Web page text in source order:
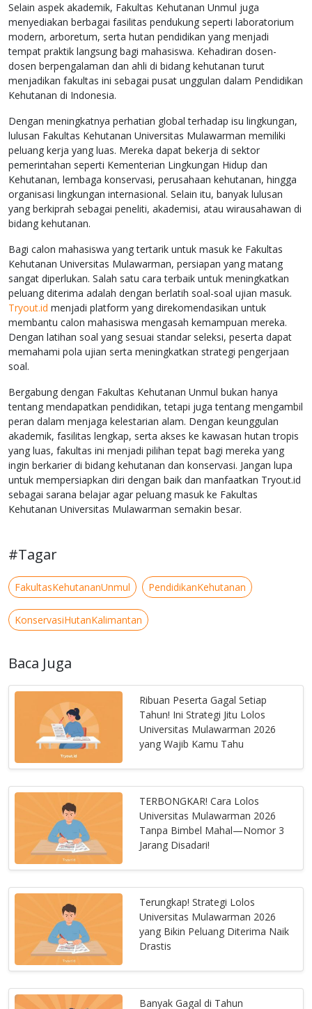
Selain aspek akademik, Fakultas Kehutanan Unmul juga
menyediakan berbagai fasilitas pendukung seperti laboratorium
modern, arboretum, serta hutan pendidikan yang menjadi
tempat praktik langsung bagi mahasiswa. Kehadiran dosen-
dosen berpengalaman dan ahli di bidang kehutanan turut
menjadikan fakultas ini sebagai pusat unggulan dalam Pendidikan
Kehutanan di Indonesia.
Dengan meningkatnya perhatian global terhadap isu lingkungan,
lulusan Fakultas Kehutanan Universitas Mulawarman memiliki
peluang kerja yang luas. Mereka dapat bekerja di sektor
pemerintahan seperti Kementerian Lingkungan Hidup dan
Kehutanan, lembaga konservasi, perusahaan kehutanan, hingga
organisasi lingkungan internasional. Selain itu, banyak lulusan
yang berkiprah sebagai peneliti, akademisi, atau wirausahawan di
bidang kehutanan.
Bagi calon mahasiswa yang tertarik untuk masuk ke Fakultas
Kehutanan Universitas Mulawarman, persiapan yang matang
sangat diperlukan. Salah satu cara terbaik untuk meningkatkan
peluang diterima adalah dengan berlatih soal-soal ujian masuk.
Tryout.id menjadi platform yang direkomendasikan untuk
membantu calon mahasiswa mengasah kemampuan mereka.
Dengan latihan soal yang sesuai standar seleksi, peserta dapat
memahami pola ujian serta meningkatkan strategi pengerjaan
soal.
Bergabung dengan Fakultas Kehutanan Unmul bukan hanya
tentang mendapatkan pendidikan, tetapi juga tentang mengambil
peran dalam menjaga kelestarian alam. Dengan keunggulan
akademik, fasilitas lengkap, serta akses ke kawasan hutan tropis
yang luas, fakultas ini menjadi pilihan tepat bagi mereka yang
ingin berkarier di bidang kehutanan dan konservasi. Jangan lupa
untuk mempersiapkan diri dengan baik dan manfaatkan Tryout.id
sebagai sarana belajar agar peluang masuk ke Fakultas
Kehutanan Universitas Mulawarman semakin besar.
#Tagar
FakultasKehutananUnmul PendidikanKehutanan
KonservasiHutanKalimantan
Baca Juga
Ribuan Peserta Gagal Setiap
Tahun! Ini Strategi Jitu Lolos
Universitas Mulawarman 2026
yang Wajib Kamu Tahu
TERBONGKAR! Cara Lolos
Universitas Mulawarman 2026
Tanpa Bimbel Mahal—Nomor 3
Jarang Disadari!
Terungkap! Strategi Lolos
Universitas Mulawarman 2026
yang Bikin Peluang Diterima Naik
Drastis
Banyak Gagal di Tahun